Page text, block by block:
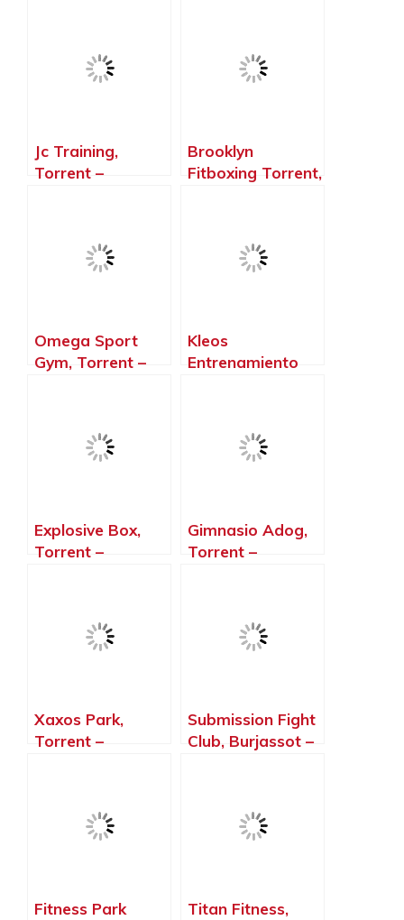
Jc Training,
Torrent –
Brooklyn
Fitboxing Torrent,
Omega Sport
Gym, Torrent –
Kleos
Entrenamiento
Explosive Box,
Torrent –
Gimnasio Adog,
Torrent –
Xaxos Park,
Torrent –
Submission Fight
Club, Burjassot –
Fitness Park
Titan Fitness,